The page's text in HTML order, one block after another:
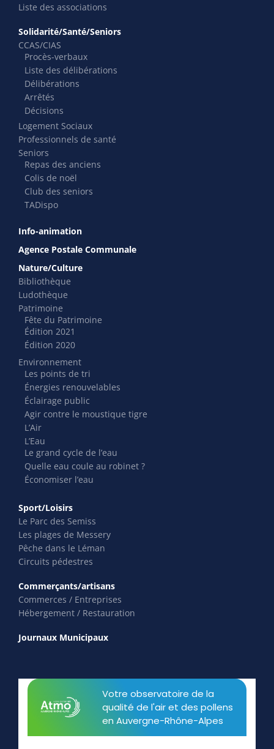
Liste des associations
Solidarité/Santé/Seniors
CCAS/CIAS
Procès-verbaux
Liste des délibérations
Délibérations
Arrêtés
Décisions
Logement Sociaux
Professionnels de santé
Seniors
Repas des anciens
Colis de noël
Club des seniors
TADispo
Info-animation
Agence Postale Communale
Nature/Culture
Bibliothèque
Ludothèque
Patrimoine
Fête du Patrimoine
Édition 2021
Édition 2020
Environnement
Les points de tri
Énergies renouvelables
Éclairage public
Agir contre le moustique tigre
L’Air
L’Eau
Le grand cycle de l’eau
Quelle eau coule au robinet ?
Économiser l’eau
Sport/Loisirs
Le Parc des Semiss
Les plages de Messery
Pêche dans le Léman
Circuits pédestres
Commerçants/artisans
Commerces / Entreprises
Hébergement / Restauration
Journaux Municipaux